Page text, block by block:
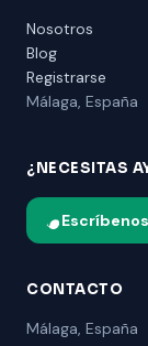
Nosotros
Blog
Registrarse
Málaga, España
¿NECESITAS
CONTACTO
Málaga, España